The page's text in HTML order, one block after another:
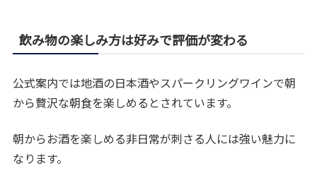
飲み物の楽しみ方は好みで評価が変わる
公式案内では地酒の日本酒やスパークリングワインで朝
から贅沢な朝食を楽しめるとされています。
朝からお酒を楽しめる非日常が刺さる人には強い魅力に
なります。